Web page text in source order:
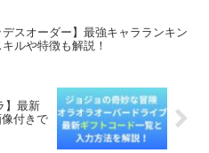
デスオーダー】最強キャラランキン
ルや特徴も解説！
】最新
付きで